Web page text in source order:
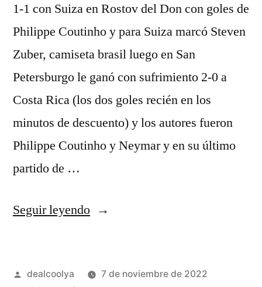
1-1 con Suiza en Rostov del Don con goles de
Philippe Coutinho y para Suiza marcó Steven
Zuber, camiseta brasil luego en San
Petersburgo le ganó con sufrimiento 2-0 a
Costa Rica (los dos goles recién en los
minutos de descuento) y los autores fueron
Philippe Coutinho y Neymar y en su último
partido de …
Seguir leyendo«equipacion
Publicado
dealcoolya
7 de noviembre de 2022